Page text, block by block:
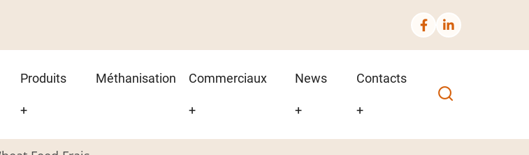
Produits
+
Méthanisation Commerciaux
+
News
+
Contacts
+